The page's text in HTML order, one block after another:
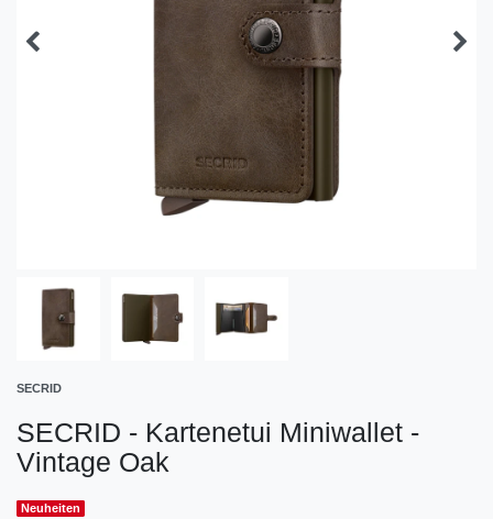
SECRID
SECRID - Kartenetui Miniwallet -
Vintage Oak
Neuheiten